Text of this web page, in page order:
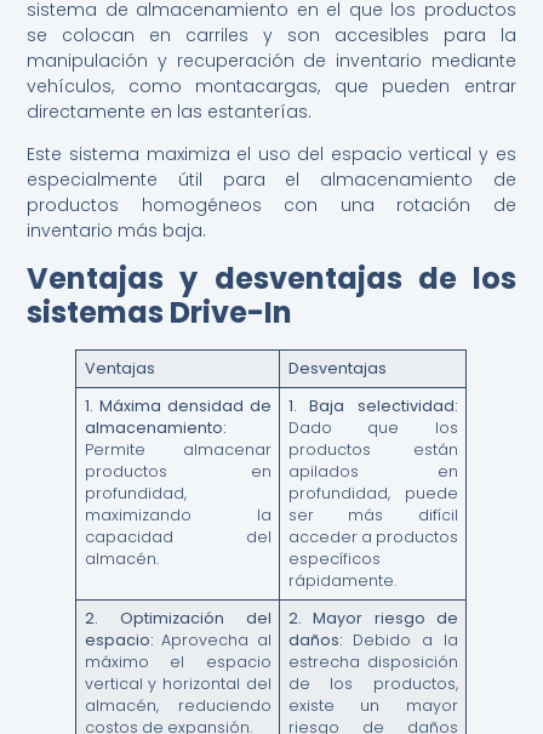
sistema de almacenamiento en el que los productos
se colocan en carriles y son accesibles para la
manipulación y recuperación de inventario mediante
vehículos, como montacargas, que pueden entrar
directamente en las estanterías.
Este sistema maximiza el uso del espacio vertical y es
especialmente útil para el almacenamiento de
productos homogéneos con una rotación de
inventario más baja.
Ventajas y desventajas de los
sistemas Drive-In
Ventajas
Desventajas
1. Máxima densidad de
almacenamiento:
Permite almacenar
productos en
profundidad,
maximizando la
capacidad del
almacén.
1.
Baja selectividad:
Dado que los
productos están
apilados en
profundidad, puede
ser más difícil
acceder a productos
específicos
rápidamente.
2.
Optimización del
espacio: Aprovecha al
máximo el espacio
vertical y horizontal del
almacén, reduciendo
costos de expansión.
2. Mayor riesgo de
daños: Debido a la
estrecha disposición
de los productos,
existe un mayor
riesgo de daños